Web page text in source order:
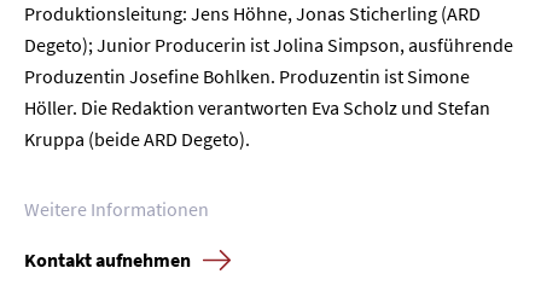
Produktionsleitung: Jens Höhne, Jonas Sticherling (ARD
Degeto); Junior Producerin ist Jolina Simpson, ausführende
Produzentin Josefine Bohlken. Produzentin ist Simone
Höller. Die Redaktion verantworten Eva Scholz und Stefan
Kruppa (beide ARD Degeto).
Weitere Informationen
Kontakt aufnehmen